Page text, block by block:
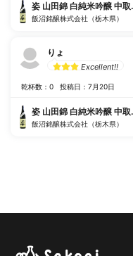
姿 山田
飯沼銘醸株式会社（栃木県）
りょ
Excellent!!
乾杯数：0 投稿日：7月20日
姿 山田
飯沼銘醸株式会社（栃木県）